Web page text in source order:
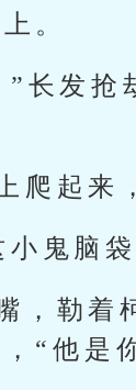
。
长发抢
爬起来
鬼脑
，勒着
“他是